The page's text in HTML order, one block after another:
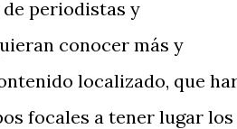
periodistas y
conocer más y
localizado, que
focales a tener lugar los